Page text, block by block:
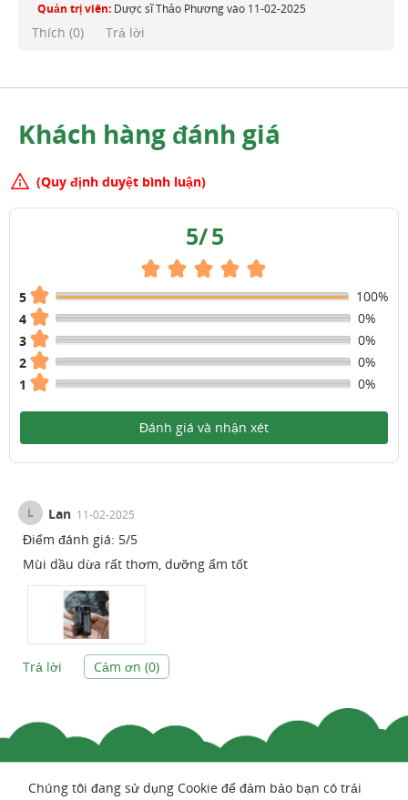
Quản trị viên: Dược sĩ Thảo Phươngvào 11-02-2025
Thích (0) Trả lời
Khách hàng đánh giá
(Quy định duyệt bình luận)
5/5
5
100%
4
0%
3
0%
2
0%
1
0%
Đánh giá và nhận xét
L Lan 11-02-2025
Điểm đánh giá: 5/5
Mùi dầu dừa rất thơm, dưỡng ẩm tốt
Trả lời Cảm ơn (0)
Chúng tôi đang sử dụng Cookie để đảm bảo bạn có trải